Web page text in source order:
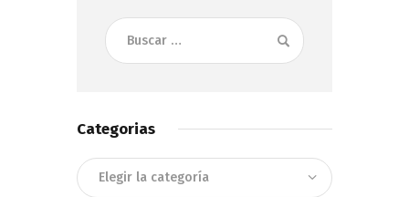
Buscar:
Categorias
Categorias